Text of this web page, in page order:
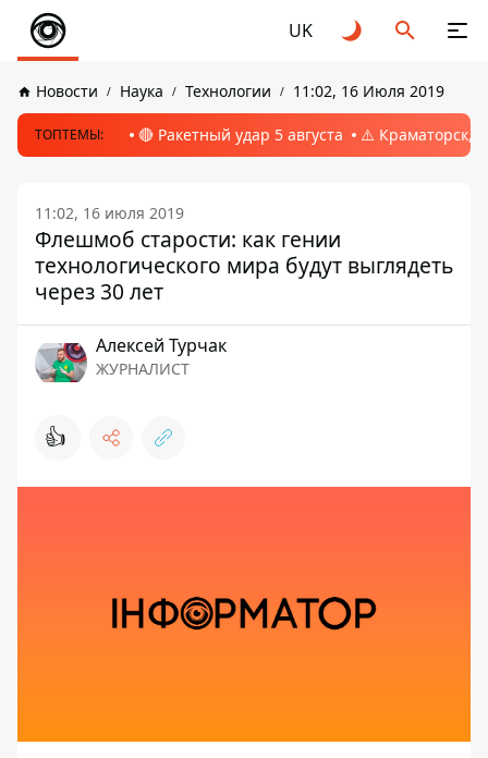
UK
Новости Наука Технологии 11:02, 16 Июля 2019
ТОПТЕМЫ: 🔴 Ракетный удар 5 августа ⚠️ Краматорск,
11:02, 16 июля 2019
Флешмоб старости: как гении
технологического мира будут выглядеть
через 30 лет
Алексей Турчак
ЖУРНАЛИСТ
👍